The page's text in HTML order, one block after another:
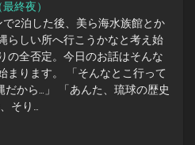
終夜）
2泊した後、美ら海水族館とか
らしい所へ行こうかなと考え始
の全否定。今日のお話はそんな
まります。 「そんなとこ行って
から…」 「あんた、琉球の歴史
そり…